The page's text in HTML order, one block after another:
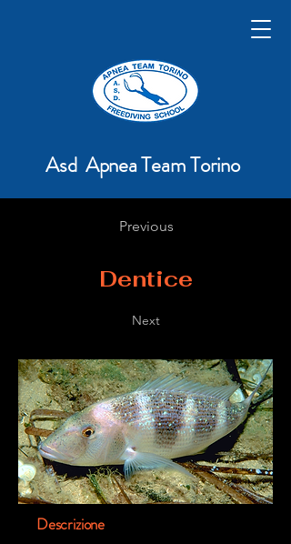
Asd Apnea Team Torino
Previous
Dentice
Next
Descrizione